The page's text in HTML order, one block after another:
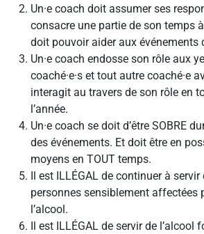
Un·e coach doit assumer ses
consacre une partie de son temps à
doit pouvoir aider aux événements
Un·e coach endosse son rôle aux
coaché·e·s et tout autre coaché·e
interagit au travers de son rôle en
l’année.
Un·e coach se doit d’être SOBRE
des événements. Et doit être en
moyens en TOUT temps.
Il est ILLÉGAL de continuer à
personnes sensiblement affectées
l’alcool.
Il est ILLÉGAL de servir de l’alcool